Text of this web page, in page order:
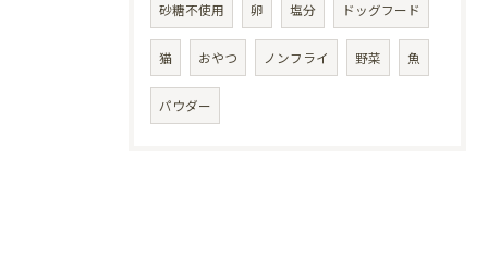
砂糖不使用 卵 塩分 ドッグフード
猫 おやつ ノンフライ 野菜 魚
パウダー